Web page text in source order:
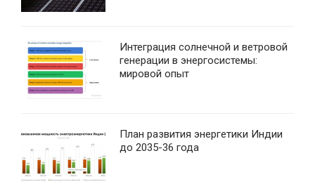
Интеграция солнечной и ветровой
генерации в энергосистемы:
мировой опыт
План развития энергетики Индии
до 2035-36 года